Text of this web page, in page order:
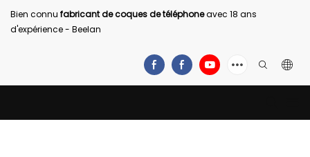
Bien connu fabricant de coques de téléphoneavec 18 ans
d'expérience - Beelan